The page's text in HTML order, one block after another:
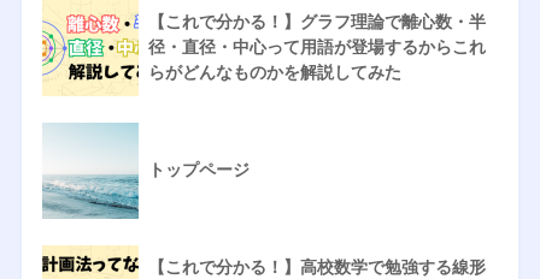
【これで分かる！】グラフ理論で離心数・半
径・直径・中心って用語が登場するからこれ
らがどんなものかを解説してみた
トップページ
【これで分かる！】高校数学で勉強する線形